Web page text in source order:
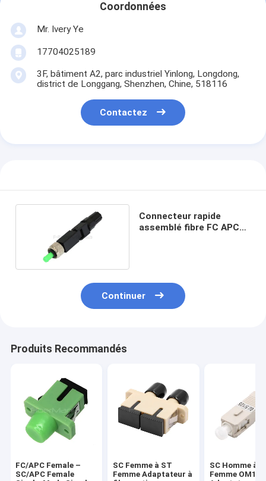
Coordonnées
Mr. Ivery Ye
17704025189
3F, bâtiment A2, parc industriel Yinlong, Longdong,
district de Longgang, Shenzhen, Chine, 518116
Contactez
Connecteur rapide
assemblé fibre FC APC
Continuer
Produits Recommandés
FC/APC Female –
SC/APC Female
SC Femme à ST
Femme Adaptateur à
SC Homme à
Femme OM1